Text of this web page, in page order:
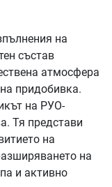
на
състав
атмосфера
придобивка.
на РУО-
Тя представи
на
на
и активно